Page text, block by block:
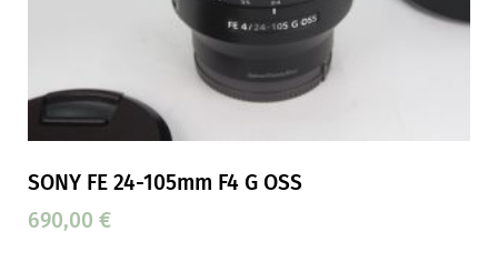
SONY FE 24-105mm F4 G OSS
690,00 €